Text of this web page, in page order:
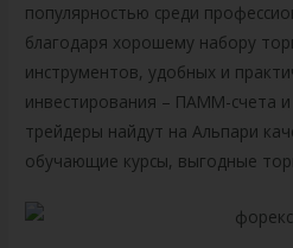
популярностью среди
благодаря хорошему набору
инструментов, удобных и
инвестирования – ПАММ-счета
трейдеры найдут на Альпари
обучающие курсы, выгодные